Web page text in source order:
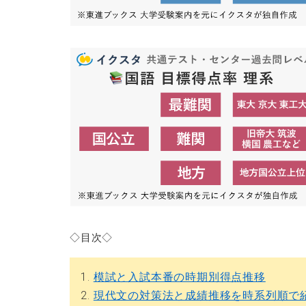
◇目次◇
1. 模試と入試本番の時期別得点推移
2. 現代文の対策法と成績推移を時系列順で